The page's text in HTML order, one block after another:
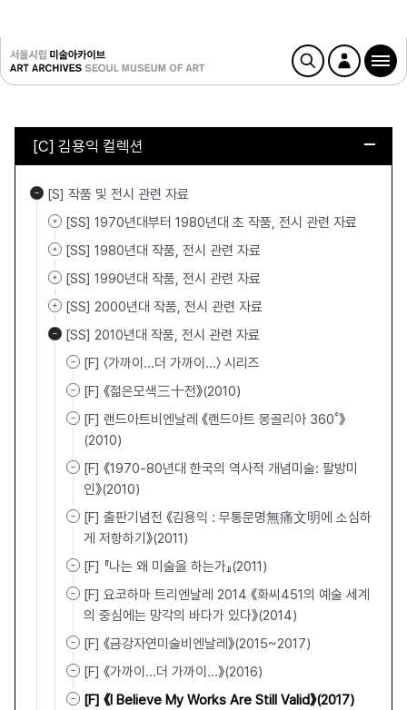
[C] 김용익 컬렉션
[S] 작품 및 전시 관련 자료
[SS] 1970년대부터 1980년대 초 작품, 전시 관련 자료
[SS] 1980년대 작품, 전시 관련 자료
[SS] 1990년대 작품, 전시 관련 자료
[SS] 2000년대 작품, 전시 관련 자료
[SS] 2010년대 작품, 전시 관련 자료
[F] 〈가까이...더 가까이…〉 시리즈
[F] 《젊은모색三十전》(2010)
[F] 랜드아트비엔날레 《랜드아트 몽골리아 360˚》
(2010)
[F] 《1970-80년대 한국의 역사적 개념미술: 팔방미
인》(2010)
[F] 출판기념전 《김용익 : 무통문명無痛文明에 소심하
게 저항하기》(2011)
[F] 『나는 왜 미술을 하는가』(2011)
[F] 요코하마 트리엔날레 2014 《화씨451의 예술 세계
의 중심에는 망각의 바다가 있다》(2014)
[F] 《금강자연미술비엔날레》(2015~2017)
[F] 《가까이…더 가까이…》(2016)
[F] 《I Believe My Works Are Still Valid》(2017)